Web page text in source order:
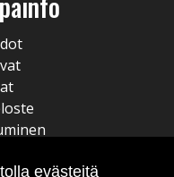
evästeitä